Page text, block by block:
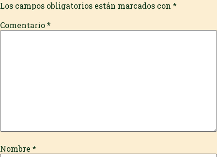
Los campos obligatorios están marcados con *
Comentario*
Nombre *